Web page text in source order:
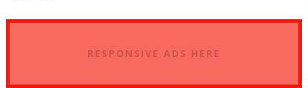
RESPONSIVE ADS HERE